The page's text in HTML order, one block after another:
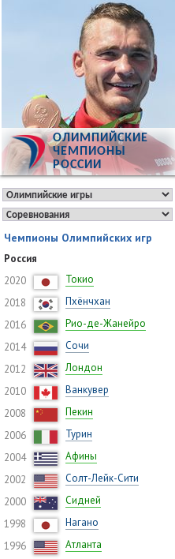
ОЛИМПИЙСКИЕ
ЧЕМПИОНЫ
РОССИИ
Чемпионы Олимпийских игр
Россия
2020
Токио
2018
Пхёнчхан
2016
Рио-де-Жанейро
2014
Сочи
2012
Лондон
2010
Ванкувер
2008
Пекин
2006
Турин
2004
Афины
2002
Солт-Лейк-Сити
2000
Сидней
1998
Нагано
1996
Атланта